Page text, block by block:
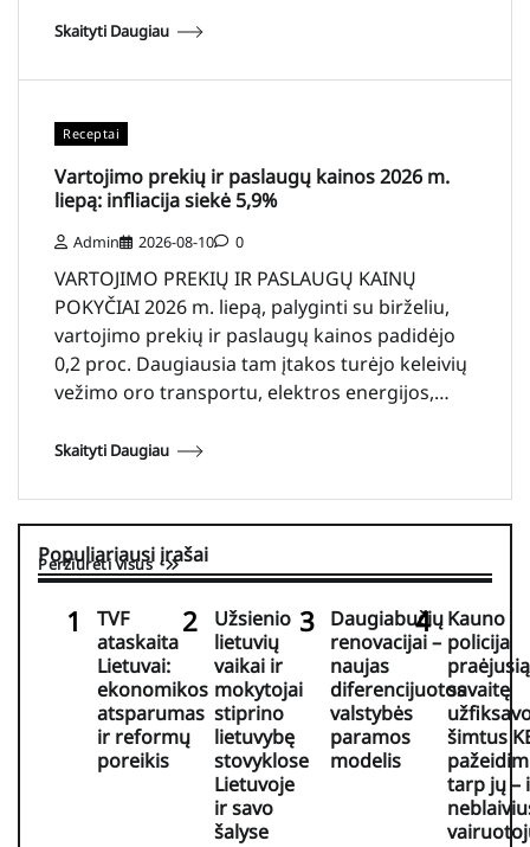
Skaityti Daugiau
Receptai
Vartojimo prekių ir paslaugų kainos 2026 m.
liepą: infliacija siekė 5,9%
Admin 2026-08-10 0
VARTOJIMO PREKIŲ IR PASLAUGŲ KAINŲ
POKYČIAI 2026 m. liepą, palyginti su birželiu,
vartojimo prekių ir paslaugų kainos padidėjo
0,2 proc. Daugiausia tam įtakos turėjo keleivių
vežimo oro transportu, elektros energijos,…
Skaityti Daugiau
Populiariausi įrašai
Peržiūrėti visus
TVF
ataskaita
Lietuvai:
ekonomikos
atsparumas
ir reformų
poreikis
Užsienio
lietuvių
vaikai ir
mokytojai
stiprino
lietuvybę
stovyklose
Lietuvoje
ir savo
šalyse
Daugiabučių
renovacijai –
naujas
diferencijuotos
valstybės
paramos
modelis
Kauno
policija
praėjusią
savaitę
šimtus
tarp jų –